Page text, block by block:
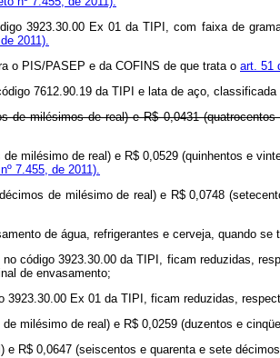
3923.30.00 Ex 01 da TIPI, com faixa de
2011).
o PIS/PASEP e da COFINS de que trata o art. 51
7612.90.19 da TIPI e lata de aço,
de milésimos de real) e R$ 0,0431
milésimo de real) e R$ 0,0529 (quinhentos e
7.455, de 2011).
de milésimo de real) e R$ 0,0748
de água, refrigerantes e cerveja, quando se
código 3923.30.00 da TIPI, ficam reduzidas,
de envasamento;
3923.30.00 Ex 01 da TIPI, ficam reduzidas,
milésimo de real) e R$ 0,0259 (duzentos e
e R$ 0,0647 (seiscentos e quarenta e sete